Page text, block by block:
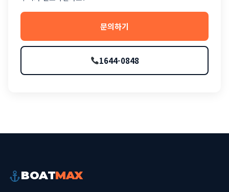
문의하기
1644-0848
BOATMAX